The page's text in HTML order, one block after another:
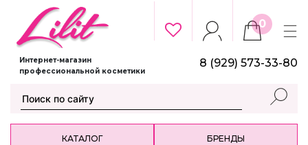
Интернет-магазин
профессиональной косметики
0
8 (929) 573-33-80
КАТАЛОГ БРЕНДЫ